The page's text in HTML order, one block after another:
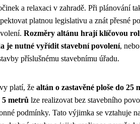
a relaxaci v zahradě. Při plánování
platnou legislativu a znát přesné
Rozměry altánu hrají klíčovou
je nutné vyřídit stavební povolení,
příslušnému stavebnímu úřadu.
platí, že altán o zastavěné ploše do 25
5 metrů lze realizovat bez stavebního
podmínky. Tato výjimka se vztahuje